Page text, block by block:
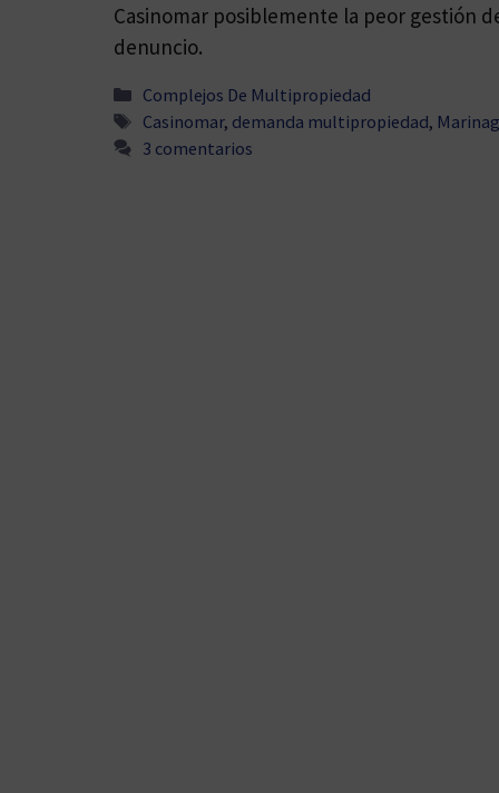
Casinomar posiblemente la peor gestión
denuncio.
Categorías
Complejos De Multipropiedad
Etiquetas
Casinomar, demanda multipropiedad,
3 comentarios